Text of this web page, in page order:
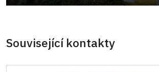
Související kontakty